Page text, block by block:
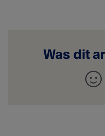
Was dit